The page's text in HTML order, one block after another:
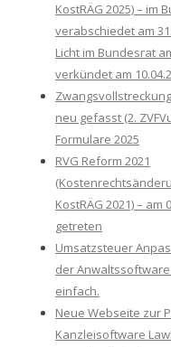
KostRÄG 2025) – im
verabschiedet am
Licht im Bundesrat
verkündet am
neu gefasst (2.
Formulare 2025
RVG Reform 2021
KostRÄG 2021) – am
getreten
Umsatzsteuer
der
einfach.
Neue Webseite zur
Kanzleisoftware